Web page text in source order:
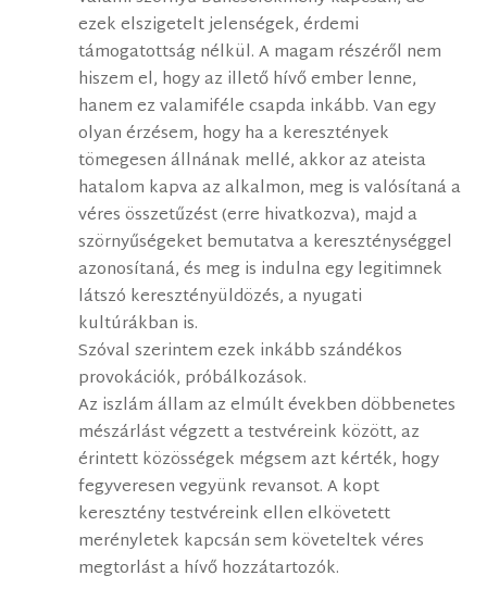
ezek elszigetelt jelenségek, érdemi
támogatottság nélkül. A magam részéről nem
hiszem el, hogy az illető hívő ember lenne,
hanem ez valamiféle csapda inkább. Van egy
olyan érzésem, hogy ha a keresztények
tömegesen állnának mellé, akkor az ateista
hatalom kapva az alkalmon, meg is valósítaná a
véres összetűzést (erre hivatkozva), majd a
szörnyűségeket bemutatva a kereszténységgel
azonosítaná, és meg is indulna egy legitimnek
látszó keresztényüldözés, a nyugati
kultúrákban is.
Szóval szerintem ezek inkább szándékos
provokációk, próbálkozások.
Az iszlám állam az elmúlt években döbbenetes
mészárlást végzett a testvéreink között, az
érintett közösségek mégsem azt kérték, hogy
fegyveresen vegyünk revansot. A kopt
keresztény testvéreink ellen elkövetett
merényletek kapcsán sem követeltek véres
megtorlást a hívő hozzátartozók.